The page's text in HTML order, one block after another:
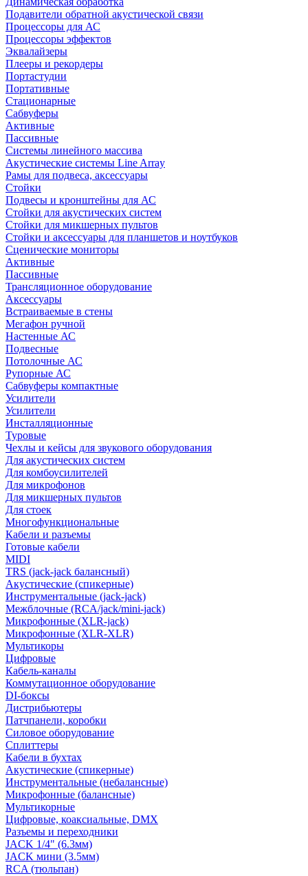
Подавители обратной акустической связи
Процессоры для АС
Процессоры эффектов
Эквалайзеры
Плееры и рекордеры
Портастудии
Портативные
Стационарные
Сабвуферы
Активные
Пассивные
Системы линейного массива
Акустические системы Line Array
Рамы для подвеса, аксессуары
Стойки
Подвесы и кронштейны для АС
Стойки для акустических систем
Стойки для микшерных пультов
Стойки и аксессуары для планшетов и ноутбуков
Сценические мониторы
Активные
Пассивные
Трансляционное оборудование
Аксессуары
Встраиваемые в стены
Мегафон ручной
Настенные АС
Подвесные
Потолочные АС
Рупорные АС
Сабвуферы компактные
Усилители
Усилители
Инсталляционные
Туровые
Чехлы и кейсы для звукового оборудования
Для акустических систем
Для комбоусилителей
Для микрофонов
Для микшерных пультов
Для стоек
Многофункциональные
Кабели и разъемы
Готовые кабели
MIDI
TRS (jack-jack балансный)
Акустические (спикерные)
Инструментальные (jack-jack)
Межблочные (RCA/jack/mini-jack)
Микрофонные (XLR-jack)
Микрофонные (XLR-XLR)
Мультикоры
Цифровые
Кабель-каналы
Коммутационное оборудование
DI-боксы
Дистрибьютеры
Патчпанели, коробки
Силовое оборудование
Сплиттеры
Кабели в бухтах
Акустические (спикерные)
Инструментальные (небалансные)
Микрофонные (балансные)
Мультикорные
Цифровые, коаксиальные, DMX
Разъемы и переходники
JACK 1/4" (6.3мм)
JACK мини (3.5мм)
RCA (тюльпан)